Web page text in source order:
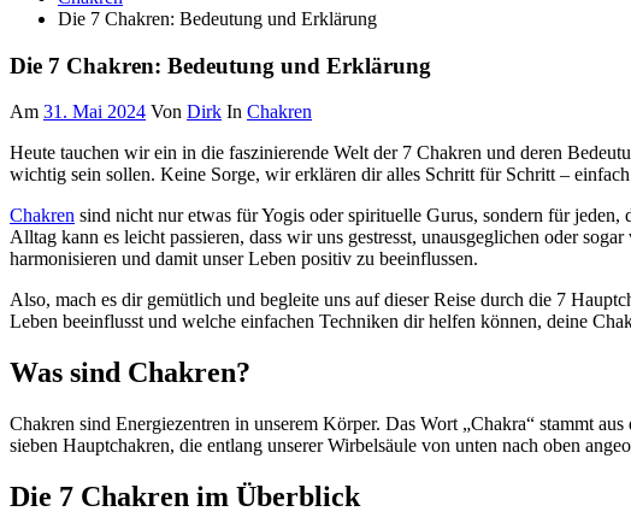
Die 7 Chakren: Bedeutung und Erklärung
Die 7 Chakren: Bedeutung und Erklärung
Am 31. Mai 2024 Von Dirk In Chakren
Heute tauchen wir ein in die faszinierende Welt der 7 Chakren und deren
wichtig sein sollen. Keine Sorge, wir erklären dir alles Schritt für Schritt –
Chakren sind nicht nur etwas für Yogis oder spirituelle Gurus, sondern für
Alltag kann es leicht passieren, dass wir uns gestresst, unausgeglichen oder
harmonisieren und damit unser Leben positiv zu beeinflussen.
Also, mach es dir gemütlich und begleite uns auf dieser Reise durch die 7
Leben beeinflusst und welche einfachen Techniken dir helfen können, deine
Was sind Chakren?
Chakren sind Energiezentren in unserem Körper. Das Wort „Chakra“ stammt
sieben Hauptchakren, die entlang unserer Wirbelsäule von unten nach oben
Die 7 Chakren im Überblick